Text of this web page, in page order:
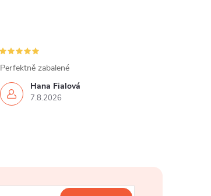
Hana Fialová
7.8.2026
Perfektně zabalené